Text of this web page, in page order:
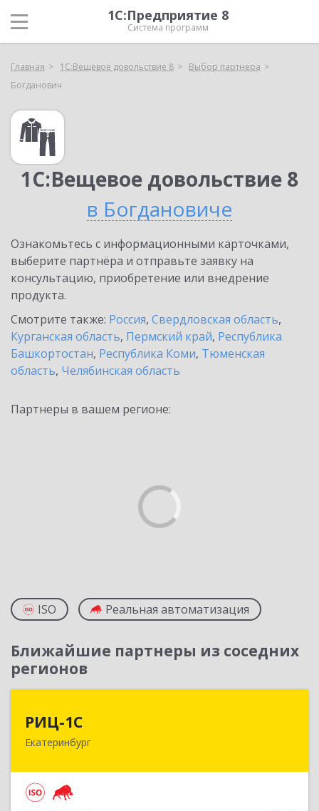
1С:Предприятие 8
Система программ
Главная 1С:Вещевое довольствие 8
Выбор партнёра
Богданович
1С:Вещевое довольствие 8
в Богдановиче
Ознакомьтесь с информационными карточками,
выберите партнёра и отправьте заявку на
консультацию, приобретение или внедрение
продукта.
Смотрите также: Россия, Свердловская область,
Курганская область, Пермский край, Республика
Башкортостан, Республика Коми, Тюменская
область, Челябинская область
Партнеры в вашем регионе:
ISO Реальная автоматизация
Ближайшие партнеры из соседних
регионов
РИЦ-1С
Екатеринбург
620102, Свердловская обл, Екатеринбург г,